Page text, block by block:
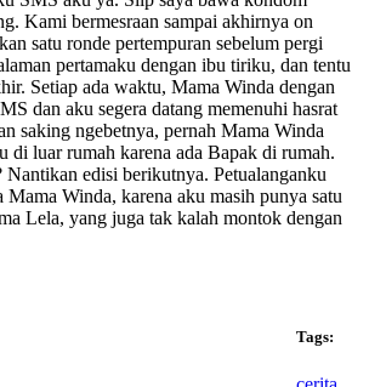
Kami bermesraan sampai akhirnya on
satu ronde pertempuran sebelum pergi
pertamaku dengan ibu tiriku, dan tentu
Setiap ada waktu, Mama Winda dengan
dan aku segera datang memenuhi hasrat
saking ngebetnya, pernah Mama Winda
di luar rumah karena ada Bapak di rumah.
Nantikan edisi berikutnya. Petualanganku
Mama Winda, karena aku masih punya satu
Lela, yang juga tak kalah montok dengan
Tags: